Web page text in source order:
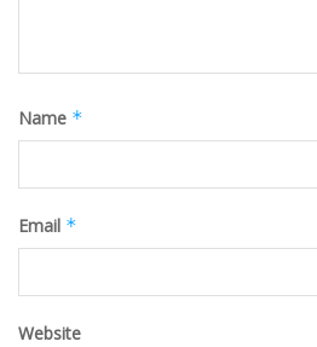
Name *
Email *
Website